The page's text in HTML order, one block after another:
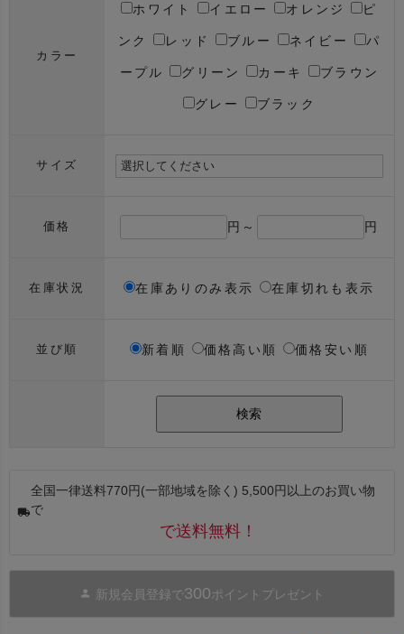
カラー
ホワイト イエロー オレンジ ピ
ンク レッド ブルー ネイビー パ
ープル グリーン カーキ ブラウン
グレー ブラック
サイズ
価格 円～ 円
在庫状況 在庫ありのみ表示 在庫切れも表示
並び順 新着順 価格高い順 価格安い順
検索
全国一律送料770円(一部地域を除く) 5,500円以上のお買い物
で
で送料無料！
新規会員登録で300ポイントプレゼント